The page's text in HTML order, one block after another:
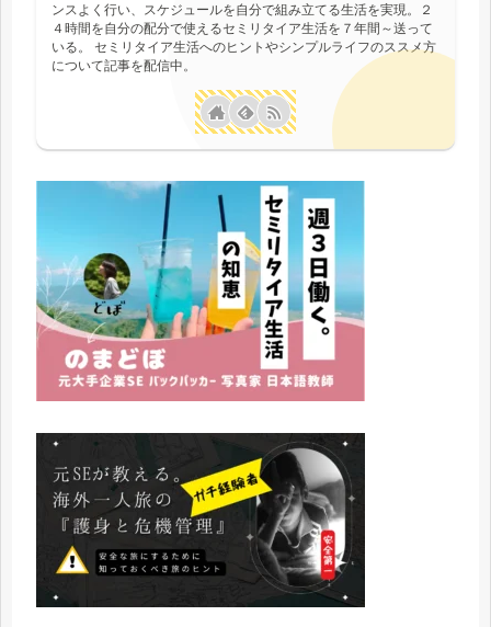
ンスよく行い、スケジュールを自分で組み立てる生活を実現。２
４時間を自分の配分で使えるセミリタイア生活を７年間～送って
いる。 セミリタイア生活へのヒントやシンプルライフのススメ方
について記事を配信中。